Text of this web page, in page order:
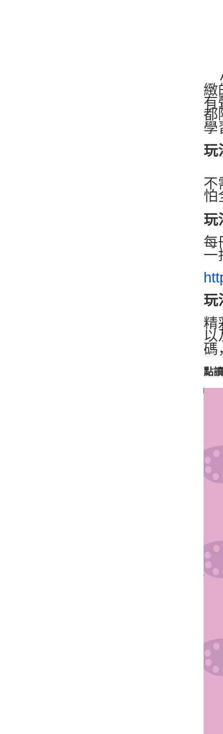
緻
有
都
學
玩
不
怕
玩
每
一
玩
精
以
碼
點